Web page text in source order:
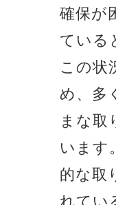
確保が
ている
この状
め、多
まな取
います
的な取
れてい